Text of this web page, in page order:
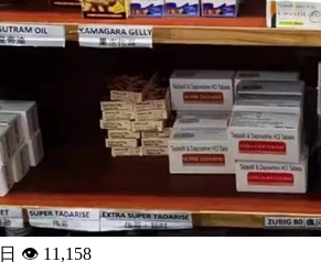
👁️ 11,158